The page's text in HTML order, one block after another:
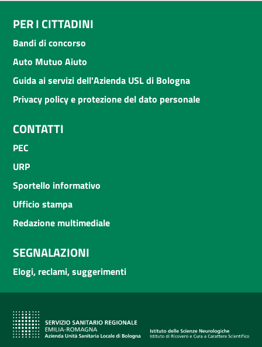
PER I CITTADINI
Bandi di concorso
Auto Mutuo Aiuto
Guida ai servizi dell'Azienda USL di Bologna
Privacy policy e protezione del dato personale
CONTATTI
PEC
URP
Sportello informativo
Ufficio stampa
Redazione multimediale
SEGNALAZIONI
Elogi, reclami, suggerimenti